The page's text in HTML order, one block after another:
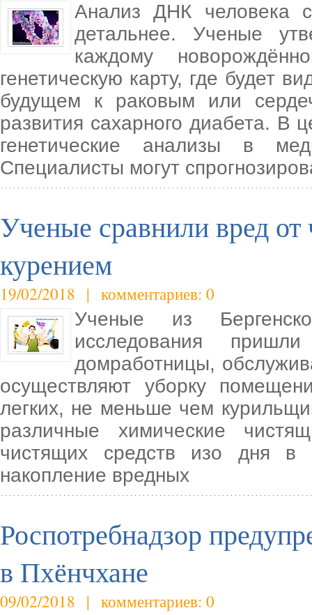
Анализ ДНК человека
детальнее. Ученые
каждому
генетическую карту, где будет
будущем к раковым или
развития сахарного диабета. В
генетические анализы в
Специалисты могут
Ученые сравнили вред от
курением
19/02/2018 | комментариев: 0
Ученые из
исследования
домработницы,
осуществляют уборку
легких, не меньше чем
различные химические
чистящих средств изо дня в
накопление вредных
Роспотребнадзор
в Пхёнчхане
09/02/2018 | комментариев: 0